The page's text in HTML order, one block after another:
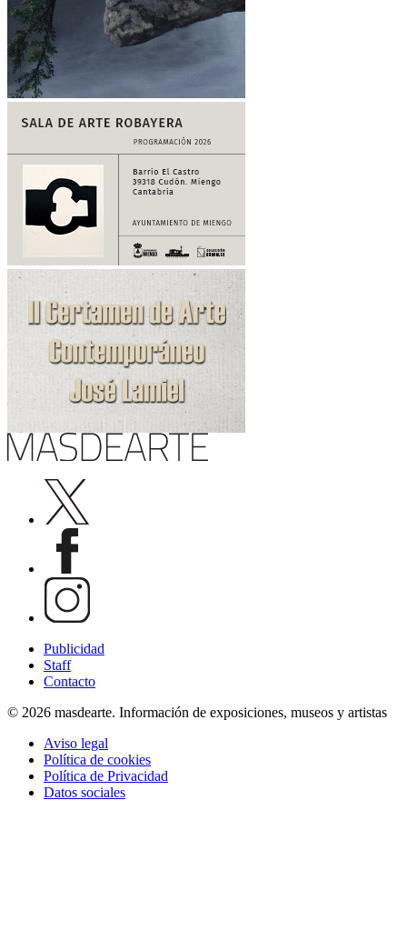
Publicidad
Staff
Contacto
© 2026 masdearte. Información de exposiciones, museos y artistas
Aviso legal
Política de cookies
Política de Privacidad
Datos sociales